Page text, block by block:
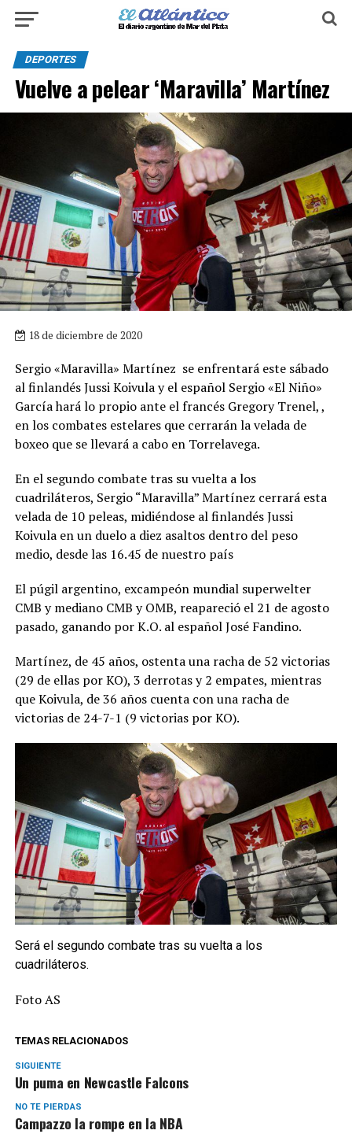
DEPORTES
Vuelve a pelear ‘Maravilla’ Martínez
18 de diciembre de 2020
Sergio «Maravilla» Martínez se enfrentará este sábado
al finlandés Jussi Koivula y el español Sergio «El Niño»
García hará lo propio ante el francés Gregory Trenel, ,
en los combates estelares que cerrarán la velada de
boxeo que se llevará a cabo en Torrelavega.
En el segundo combate tras su vuelta a los
cuadriláteros, Sergio “Maravilla” Martínez cerrará esta
velada de 10 peleas, midiéndose al finlandés Jussi
Koivula en un duelo a diez asaltos dentro del peso
medio, desde las 16.45 de nuestro país
El púgil argentino, excampeón mundial superwelter
CMB y mediano CMB y OMB, reapareció el 21 de agosto
pasado, ganando por K.O. al español José Fandino.
Martínez, de 45 años, ostenta una racha de 52 victorias
(29 de ellas por KO), 3 derrotas y 2 empates, mientras
que Koivula, de 36 años cuenta con una racha de
victorias de 24-7-1 (9 victorias por KO).
Será el segundo combate tras su vuelta a los
cuadriláteros.
Foto AS
TEMAS RELACIONADOS
SIGUIENTE
Un puma en Newcastle Falcons
NO TE PIERDAS
Campazzo la rompe en la NBA